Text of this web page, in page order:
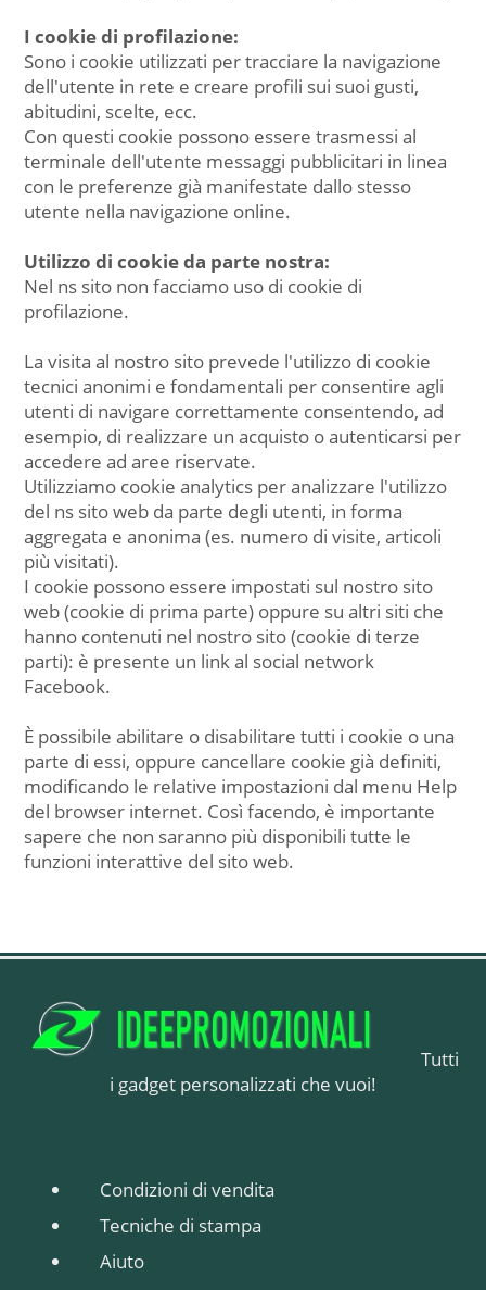
I cookie di profilazione:
Sono i cookie utilizzati per tracciare la navigazione
dell'utente in rete e creare profili sui suoi gusti,
abitudini, scelte, ecc.
Con questi cookie possono essere trasmessi al
terminale dell'utente messaggi pubblicitari in linea
con le preferenze già manifestate dallo stesso
utente nella navigazione online.
Utilizzo di cookie da parte nostra:
Nel ns sito non facciamo uso di cookie di
profilazione.
La visita al nostro sito prevede l'utilizzo di cookie
tecnici anonimi e fondamentali per consentire agli
utenti di navigare correttamente consentendo, ad
esempio, di realizzare un acquisto o autenticarsi per
accedere ad aree riservate.
Utilizziamo cookie analytics per analizzare l'utilizzo
del ns sito web da parte degli utenti, in forma
aggregata e anonima (es. numero di visite, articoli
più visitati).
I cookie possono essere impostati sul nostro sito
web (cookie di prima parte) oppure su altri siti che
hanno contenuti nel nostro sito (cookie di terze
parti): è presente un link al social network
Facebook.
È possibile abilitare o disabilitare tutti i cookie o una
parte di essi, oppure cancellare cookie già definiti,
modificando le relative impostazioni dal menu Help
del browser internet. Così facendo, è importante
sapere che non saranno più disponibili tutte le
funzioni interattive del sito web.
Tutti
i gadget personalizzati che vuoi!
Condizioni di vendita
Tecniche di stampa
Aiuto